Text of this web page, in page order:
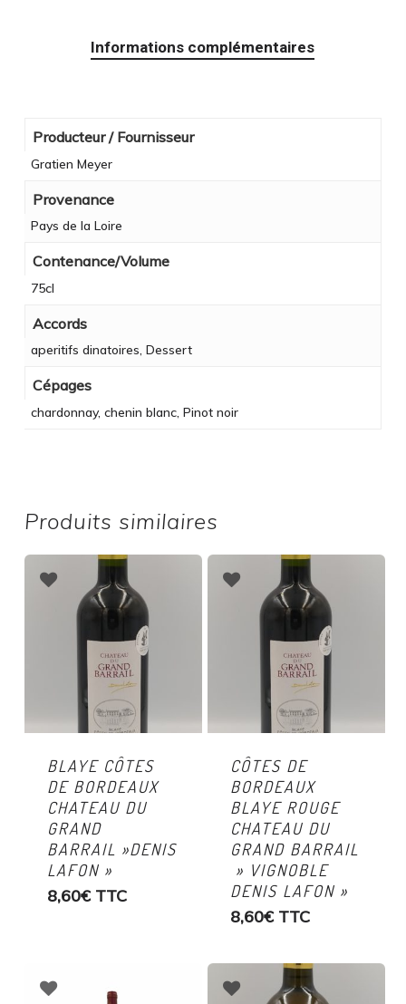
Informations complémentaires
Producteur / Fournisseur
Gratien Meyer
Provenance
Pays de la Loire
Contenance/Volume
75cl
Accords
aperitifs dinatoires, Dessert
Cépages
chardonnay, chenin blanc, Pinot noir
Produits similaires
BLAYE CÔTES
DE BORDEAUX
CHATEAU DU
GRAND
BARRAIL »DENIS
LAFON »
8,60€ TTC
CÔTES DE
BORDEAUX
BLAYE ROUGE
CHATEAU DU
GRAND BARRAIL
» VIGNOBLE
DENIS LAFON »
8,60€ TTC